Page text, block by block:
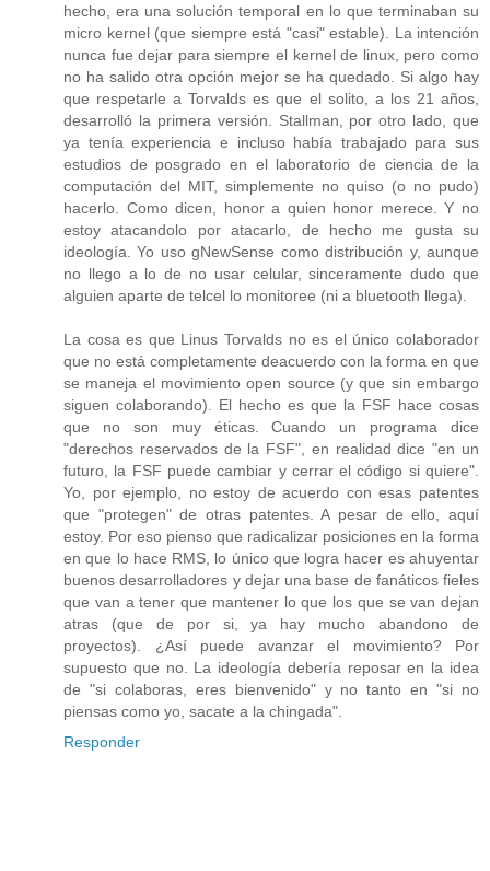
hecho, era una solución temporal en lo que terminaban su
micro kernel (que siempre está "casi" estable). La intención
nunca fue dejar para siempre el kernel de linux, pero como
no ha salido otra opción mejor se ha quedado. Si algo hay
que respetarle a Torvalds es que el solito, a los 21 años,
desarrolló la primera versión. Stallman, por otro lado, que
ya tenía experiencia e incluso había trabajado para sus
estudios de posgrado en el laboratorio de ciencia de la
computación del MIT, simplemente no quiso (o no pudo)
hacerlo. Como dicen, honor a quien honor merece. Y no
estoy atacandolo por atacarlo, de hecho me gusta su
ideología. Yo uso gNewSense como distribución y, aunque
no llego a lo de no usar celular, sinceramente dudo que
alguien aparte de telcel lo monitoree (ni a bluetooth llega).
La cosa es que Linus Torvalds no es el único colaborador
que no está completamente deacuerdo con la forma en que
se maneja el movimiento open source (y que sin embargo
siguen colaborando). El hecho es que la FSF hace cosas
que no son muy éticas. Cuando un programa dice
"derechos reservados de la FSF", en realidad dice "en un
futuro, la FSF puede cambiar y cerrar el código si quiere".
Yo, por ejemplo, no estoy de acuerdo con esas patentes
que "protegen" de otras patentes. A pesar de ello, aquí
estoy. Por eso pienso que radicalizar posiciones en la forma
en que lo hace RMS, lo único que logra hacer es ahuyentar
buenos desarrolladores y dejar una base de fanáticos fieles
que van a tener que mantener lo que los que se van dejan
atras (que de por si, ya hay mucho abandono de
proyectos). ¿Así puede avanzar el movimiento? Por
supuesto que no. La ideología debería reposar en la idea
de "si colaboras, eres bienvenido" y no tanto en "si no
piensas como yo, sacate a la chingada".
Responder